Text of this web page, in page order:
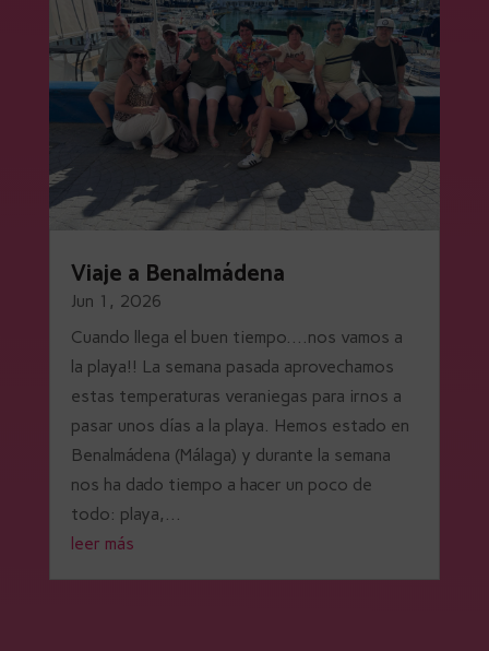
Viaje a Benalmádena
Jun 1, 2026
Cuando llega el buen tiempo....nos vamos a
la playa!! La semana pasada aprovechamos
estas temperaturas veraniegas para irnos a
pasar unos días a la playa. Hemos estado en
Benalmádena (Málaga) y durante la semana
nos ha dado tiempo a hacer un poco de
todo: playa,...
leer más